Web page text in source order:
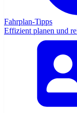
Fahrplan-Tipps
Effizient planen und